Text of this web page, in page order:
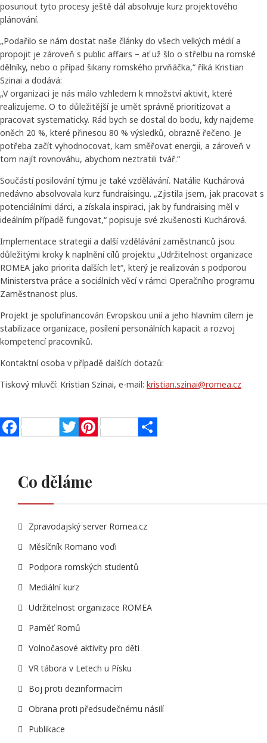
posunout tyto procesy ještě dál absolvuje kurz projektového
plánování.
„Podařilo se nám dostat naše články do všech velkých médií a
propojit je zároveň s public affairs – ať už šlo o střelbu na romské
dělníky, nebo o případ šikany romského prvňáčka,“ říká Kristian
Szinai a dodává:
„V organizaci je nás málo vzhledem k množství aktivit, které
realizujeme. O to důležitější je umět správně prioritizovat a
pracovat systematicky. Rád bych se dostal do bodu, kdy najdeme
oněch 20 %, které přinesou 80 % výsledků, obrazně řečeno. Je
potřeba začít vyhodnocovat, kam směřovat energii, a zároveň v
tom najít rovnováhu, abychom neztratili tvář.“
Součástí posilování týmu je také vzdělávání. Natálie Kuchárová
nedávno absolvovala kurz fundraisingu. „Zjistila jsem, jak pracovat s
potenciálními dárci, a získala inspiraci, jak by fundraising měl v
ideálním případě fungovat,“ popisuje své zkušenosti Kuchárová.
Implementace strategií a další vzdělávání zaměstnanců jsou
důležitými kroky k naplnění cílů projektu „Udržitelnost organizace
ROMEA jako priorita dalších let“, který je realizován s podporou
Ministerstva práce a sociálních věcí v rámci Operačního programu
Zaměstnanost plus.
Projekt je spolufinancován Evropskou unií a jeho hlavním cílem je
stabilizace organizace, posílení personálních kapacit a rozvoj
kompetencí pracovníků.
Kontaktní osoba v případě dalších dotazů:
Tiskový mluvčí: Kristian Szinai, e-mail: kristian.szinai@romea.cz
Co děláme
Zpravodajský server Romea.cz
Měsíčník Romano voďi
Podpora romských studentů
Mediální kurz
Udržitelnost organizace ROMEA
Paměť Romů
Volnočasové aktivity pro děti
VR tábora v Letech u Písku
Boj proti dezinformacím
Obrana proti předsudečnému násilí
Publikace